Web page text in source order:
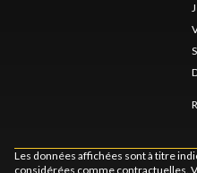
Les données affichées sont à titre
considérées comme contractuelles.